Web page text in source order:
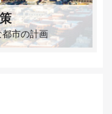
市の計画